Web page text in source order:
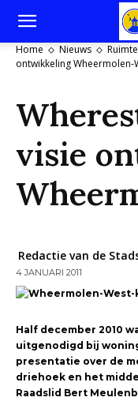
Home Nieuws
ontwikkeling Wheermolen-
visie
Redactie van de
4 JANUARI 2011
Half december 2010
uitgenodigd bij
presentatie over de
driehoek en het
Raadslid Bert